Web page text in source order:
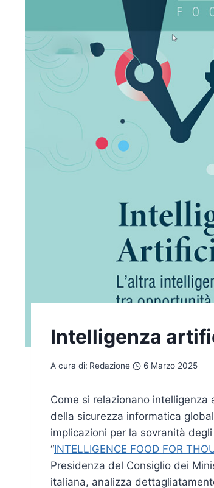
Intelligenza
A cura di: Redazione 6 Marzo 2025
Come si relazionano
della sicurezza informatica
implicazioni per la sovranità
“INTELLIGENCE FOOD FOR
Presidenza del Consiglio dei
italiana, analizza